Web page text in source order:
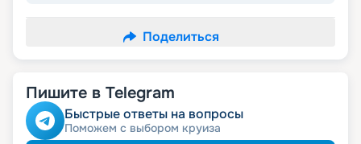
Поделиться
Пишите в Telegram
Быстрые ответы на вопросы
Поможем с выбором круиза